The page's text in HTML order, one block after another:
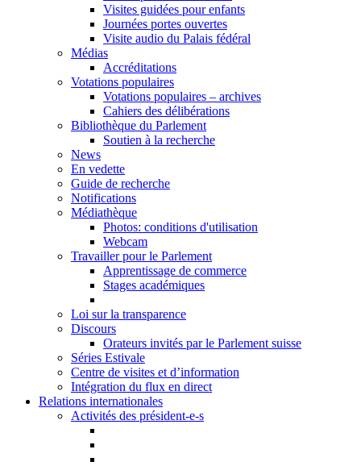
Visites guidées pour enfants
Journées portes ouvertes
Visite audio du Palais fédéral
Médias
Accréditations
Votations populaires
Votations populaires – archives
Cahiers des délibérations
Bibliothèque du Parlement
Soutien à la recherche
News
En vedette
Guide de recherche
Notifications
Médiathèque
Photos: conditions d'utilisation
Webcam
Travailler pour le Parlement
Apprentissage de commerce
Stages académiques
Loi sur la transparence
Discours
Orateurs invités par le Parlement suisse
Séries Estivale
Centre de visites et d’information
Intégration du flux en direct
Relations internationales
Activités des président-e-s